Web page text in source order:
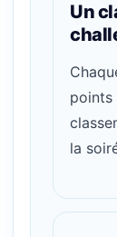
Un
points
la